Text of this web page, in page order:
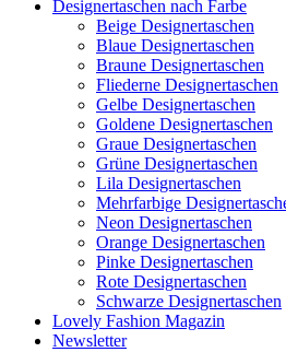
Designertaschen nach Farbe
Beige Designertaschen
Blaue Designertaschen
Braune Designertaschen
Fliederne Designertaschen
Gelbe Designertaschen
Goldene Designertaschen
Graue Designertaschen
Grüne Designertaschen
Lila Designertaschen
Mehrfarbige
Neon Designertaschen
Orange Designertaschen
Pinke Designertaschen
Rote Designertaschen
Schwarze Designertaschen
Lovely Fashion Magazin
Newsletter